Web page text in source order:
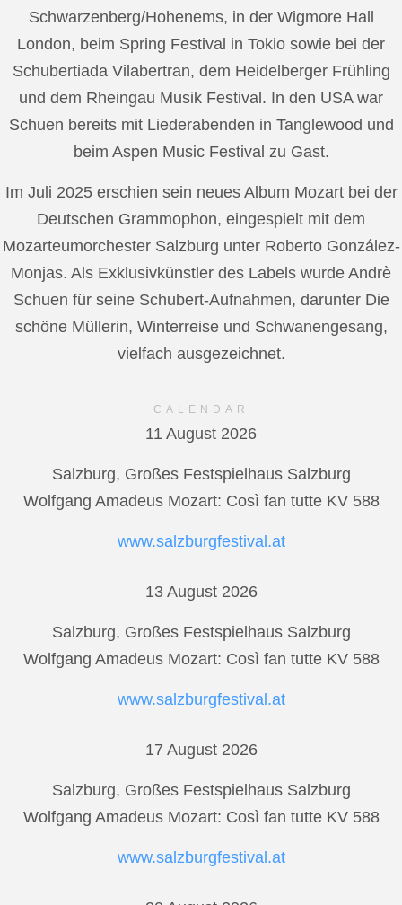
Schwarzenberg/Hohenems, in der Wigmore Hall
London, beim Spring Festival in Tokio sowie bei der
Schubertiada Vilabertran, dem Heidelberger Frühling
und dem Rheingau Musik Festival. In den USA war
Schuen bereits mit Liederabenden in Tanglewood und
beim Aspen Music Festival zu Gast.
Im Juli 2025 erschien sein neues Album Mozart bei der
Deutschen Grammophon, eingespielt mit dem
Mozarteumorchester Salzburg unter Roberto González-
Monjas. Als Exklusivkünstler des Labels wurde Andrè
Schuen für seine Schubert-Aufnahmen, darunter Die
schöne Müllerin, Winterreise und Schwanengesang,
vielfach ausgezeichnet.
CALENDAR
11 August 2026
Salzburg, Großes Festspielhaus Salzburg
Wolfgang Amadeus Mozart: Così fan tutte KV 588
www.salzburgfestival.at
13 August 2026
Salzburg, Großes Festspielhaus Salzburg
Wolfgang Amadeus Mozart: Così fan tutte KV 588
www.salzburgfestival.at
17 August 2026
Salzburg, Großes Festspielhaus Salzburg
Wolfgang Amadeus Mozart: Così fan tutte KV 588
www.salzburgfestival.at